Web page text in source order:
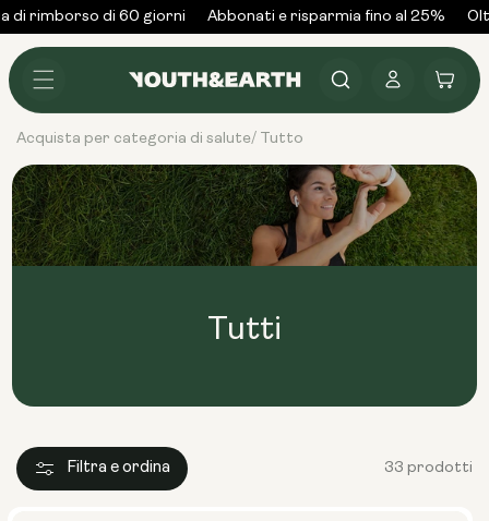
Vai al
contenuto
di rimborso di 60 giorni Abbonati e risparmia fino al 25%
Accedi Carrello
Acquista per categoria di salute/ Tutto
Tutti
Filtra e ordina 33 prodotti